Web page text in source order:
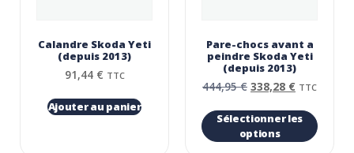
Calandre Skoda Yeti
(depuis 2013)
91,44 € TTC
Ajouter au panier
Pare-chocs avant a
peindre Skoda Yeti
(depuis 2013)
444,95€ 338,28 € TTC
Sélectionner les
options